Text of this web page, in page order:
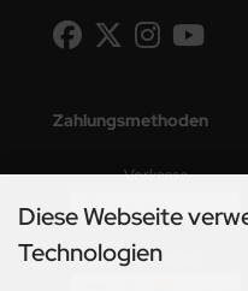
Zahlungsmethoden
Vorkasse
Kreditkarte
Diese Webseite
Technologien